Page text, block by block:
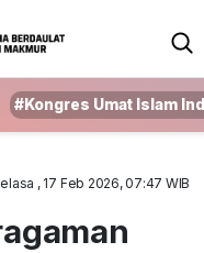
#Kongres Umat Islam
, 17 Feb 2026, 07:47 WIB